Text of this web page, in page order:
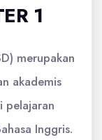
1
merupakan
akademis
pelajaran
Inggris.